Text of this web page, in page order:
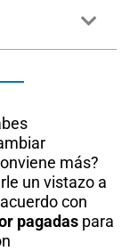
más?
un vistazo a
con
pagadas para